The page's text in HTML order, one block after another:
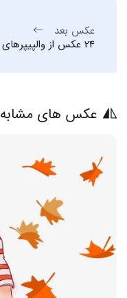
عکس بعد
24 عکس از والپیپرهای ایفون که عاشقشون میشی
عکس های مشابه